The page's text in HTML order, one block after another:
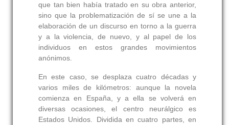
que tan bien había tratado en su obra anterior,
sino que la problematización de sí se une a la
elaboración de un discurso en torno a la guerra
y a la violencia, de nuevo, y al papel de los
individuos en estos grandes movimientos
anónimos.
En este caso, se desplaza cuatro décadas y
varios miles de kilómetros: aunque la novela
comienza en España, y a ella se volverá en
diversas ocasiones, el centro neurálgico es
Estados Unidos. Dividida en cuatro partes, en